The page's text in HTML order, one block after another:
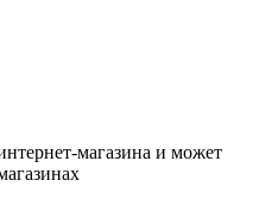
магазина и может